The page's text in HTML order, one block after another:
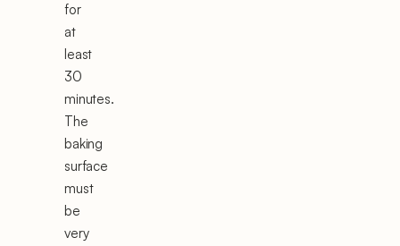
for
at
least
30
minutes.
The
baking
surface
must
be
very